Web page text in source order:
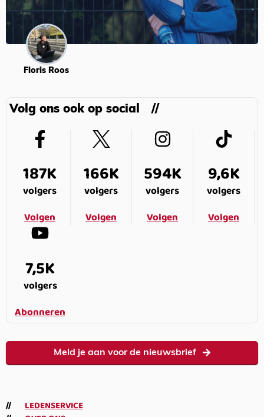
Floris Roos
Volg ons ook op social
187K
volgers
Volgen
166K
volgers
Volgen
594K
volgers
Volgen
9,6K
volgers
Volgen
7,5K
volgers
Abonneren
Meld je aan voor de nieuwsbrief
LEDENSERVICE